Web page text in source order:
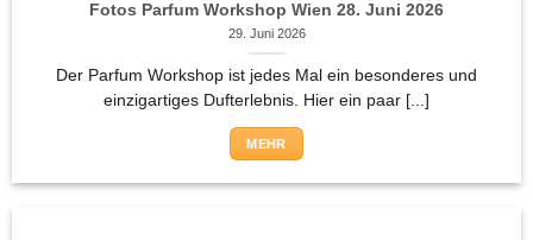
Fotos Parfum Workshop Wien 28. Juni 2026
29. Juni 2026
Der Parfum Workshop ist jedes Mal ein besonderes und
einzigartiges Dufterlebnis. Hier ein paar [...]
MEHR